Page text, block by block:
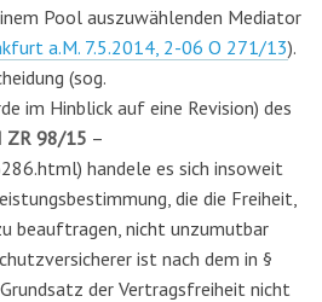
Pool auszuwählenden Mediator
a.M. 7.5.2014, 2-06 O 271/13).
(sog.
im Hinblick auf eine Revision) des
ZR 98/15 –
handele es sich insoweit
die die Freiheit,
beauftragen, nicht unzumutbar
ist nach dem in §
der Vertragsfreiheit nicht